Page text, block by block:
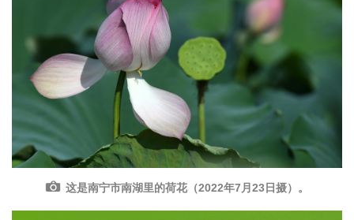
这是南宁市南湖里的荷花（2022年7月23日摄）。